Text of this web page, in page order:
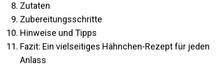
Zutaten
Zubereitungsschritte
Hinweise und Tipps
Fazit: Ein vielseitiges Hähnchen-Rezept für jeden
Anlass